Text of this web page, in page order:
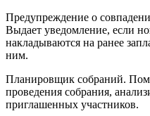
Предупреждение о
Выдает уведомление, если
накладываются на ранее
ним.
Планировщик собраний.
проведения собрания,
приглашенных участников.